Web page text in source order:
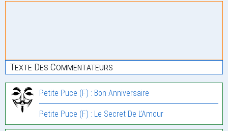
Texte Des Commentateurs
Petite Puce (F) : Bon Anniversaire
Petite Puce (F) : Le Secret De L’Amour